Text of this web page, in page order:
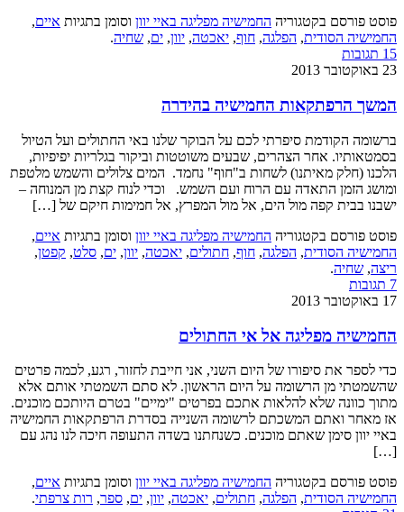
פוסט פורסם בקטגוריההחמישיה מפליגה באיי יווןוסומן בתגיותאיים,
החמישיה הסודית,הפלגה,חוף,יאכטה,יוון,ים,שחיה.
15 תגובות
23 באוקטובר 2013
המשך הרפתקאות החמישיה בהידרה
ברשומה הקודמת סיפרתי לכם על הבוקר שלנו באי החתולים ועל הטיול
בסמטאותיו. אחר הצהרים, שבעים משוטטות וביקור בגלריות יפיפיות,
הלכנו (חלק מאיתנו) לשחות ב"חוף" נחמד. המים צלולים והשמש מלטפת
ומושג הזמן התאדה עם הרוח ועם השמש. וכדי לנוח קצת מן המנוחה –
ישבנו בבית קפה מול הים, אל מול המפרץ, אל חמימות חיקם של […]
פוסט פורסם בקטגוריההחמישיה מפליגה באיי יווןוסומן בתגיותאיים,
החמישיה הסודית,הפלגה,חוף,חתולים,יאכטה,יוון,ים,סלט,קפטן,
ריצה,שחיה.
17 באוקטובר 2013
החמישיה מפליגה אל אי החתולים
כדי לספר את סיפורו של היום השני, אני חייבת לחזור, רגע, לכמה פרטים
שהשמטתי מן הרשומה על היום הראשון. לא סתם השמטתי אותם אלא
מתוך כוונה שלא להלאות אתכם בפרטים "ימיים" בטרם היותכם מוכנים.
אז מאחר ואתם המשכתם לרשומה השנייה בסדרת הרפתקאות החמישיה
באיי יוון סימן שאתם מוכנים. כשנחתנו בשדה התעופה חיכה לנו נהג עם
[…]
פוסט פורסם בקטגוריההחמישיה מפליגה באיי יווןוסומן בתגיותאיים,
החמישיה הסודית,הפלגה,חתולים,יאכטה,יוון,ים,ספר,רות צרפתי.